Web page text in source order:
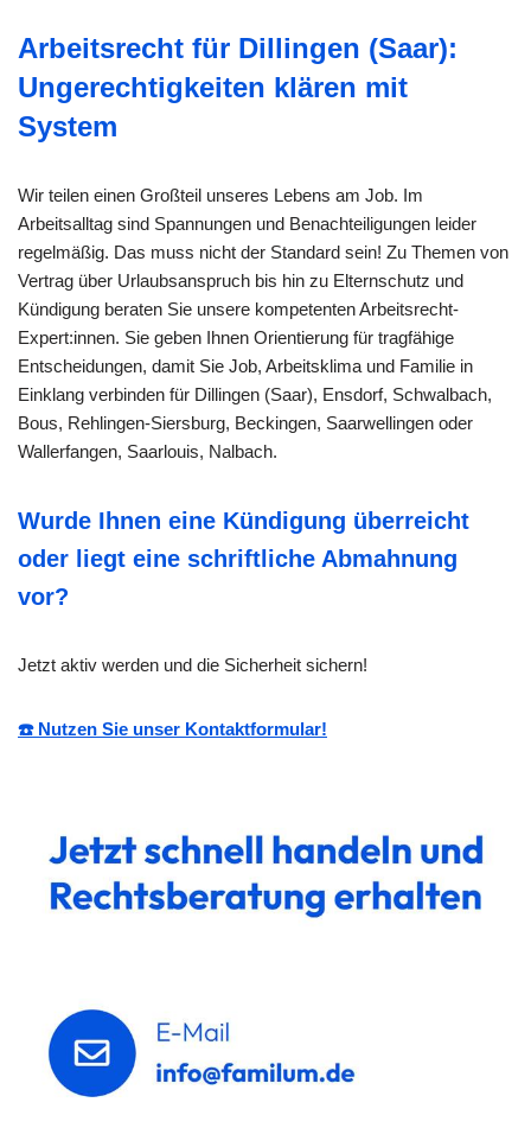
Arbeitsrecht für Dillingen (Saar):
Ungerechtigkeiten klären mit
System
Wir teilen einen Großteil unseres Lebens am Job. Im
Arbeitsalltag sind Spannungen und Benachteiligungen leider
regelmäßig. Das muss nicht der Standard sein! Zu Themen von
Vertrag über Urlaubsanspruch bis hin zu Elternschutz und
Kündigung beraten Sie unsere kompetenten Arbeitsrecht-
Expert:innen. Sie geben Ihnen Orientierung für tragfähige
Entscheidungen, damit Sie Job, Arbeitsklima und Familie in
Einklang verbinden für Dillingen (Saar), Ensdorf, Schwalbach,
Bous, Rehlingen-Siersburg, Beckingen, Saarwellingen oder
Wallerfangen, Saarlouis, Nalbach.
Wurde Ihnen eine Kündigung überreicht
oder liegt eine schriftliche Abmahnung
vor?
Jetzt aktiv werden und die Sicherheit sichern!
☎️ Nutzen Sie unser Kontaktformular!